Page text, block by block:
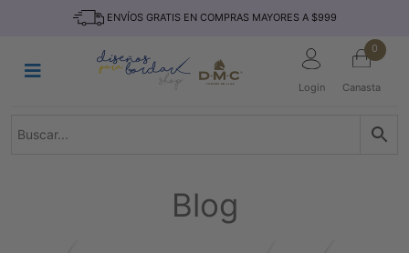
ENVÍOS GRATIS EN COMPRAS MAYORES A $999
Login
0
Canasta
TEJIDO
Blog